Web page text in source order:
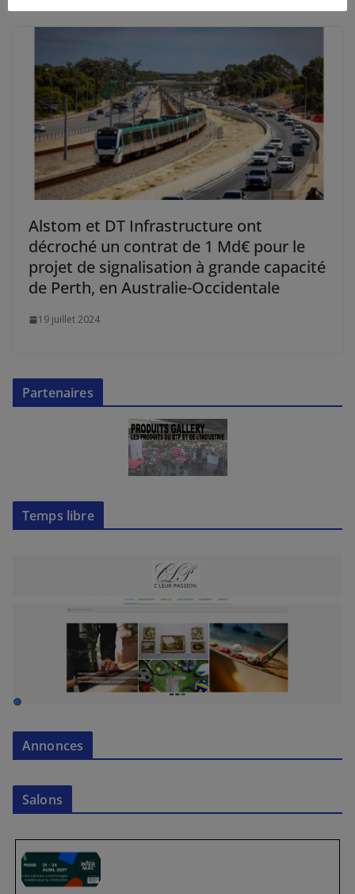
Alstom et DT Infrastructure ont
décroché un contrat de 1 Md€ pour le
projet de signalisation à grande capacité
de Perth, en Australie-Occidentale
19 juillet 2024
Partenaires
Temps libre
Annonces
Salons